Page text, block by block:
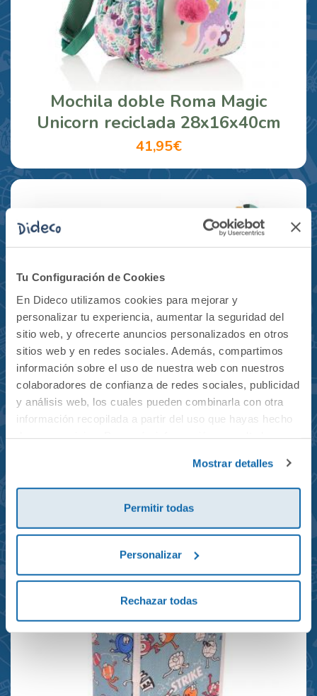
Tu Configuración de Cookies
En Dideco utilizamos cookies para mejorar y
personalizar tu experiencia, aumentar la seguridad del
sitio web, y ofrecerte anuncios personalizados en otros
sitios web y en redes sociales. Además, compartimos
información sobre el uso de nuestra web con nuestros
colaboradores de confianza de redes sociales, publicidad
y análisis web, los cuales pueden combinarla con otra
información recopilada a partir del uso que hayas hecho
Mostrar detalles
Permitir todas
Personalizar
Rechazar todas
Mochila doble Roma Magic
Unicorn reciclada 28x16x40cm
41,95€
reciclada 21x10x28cm
23,95€